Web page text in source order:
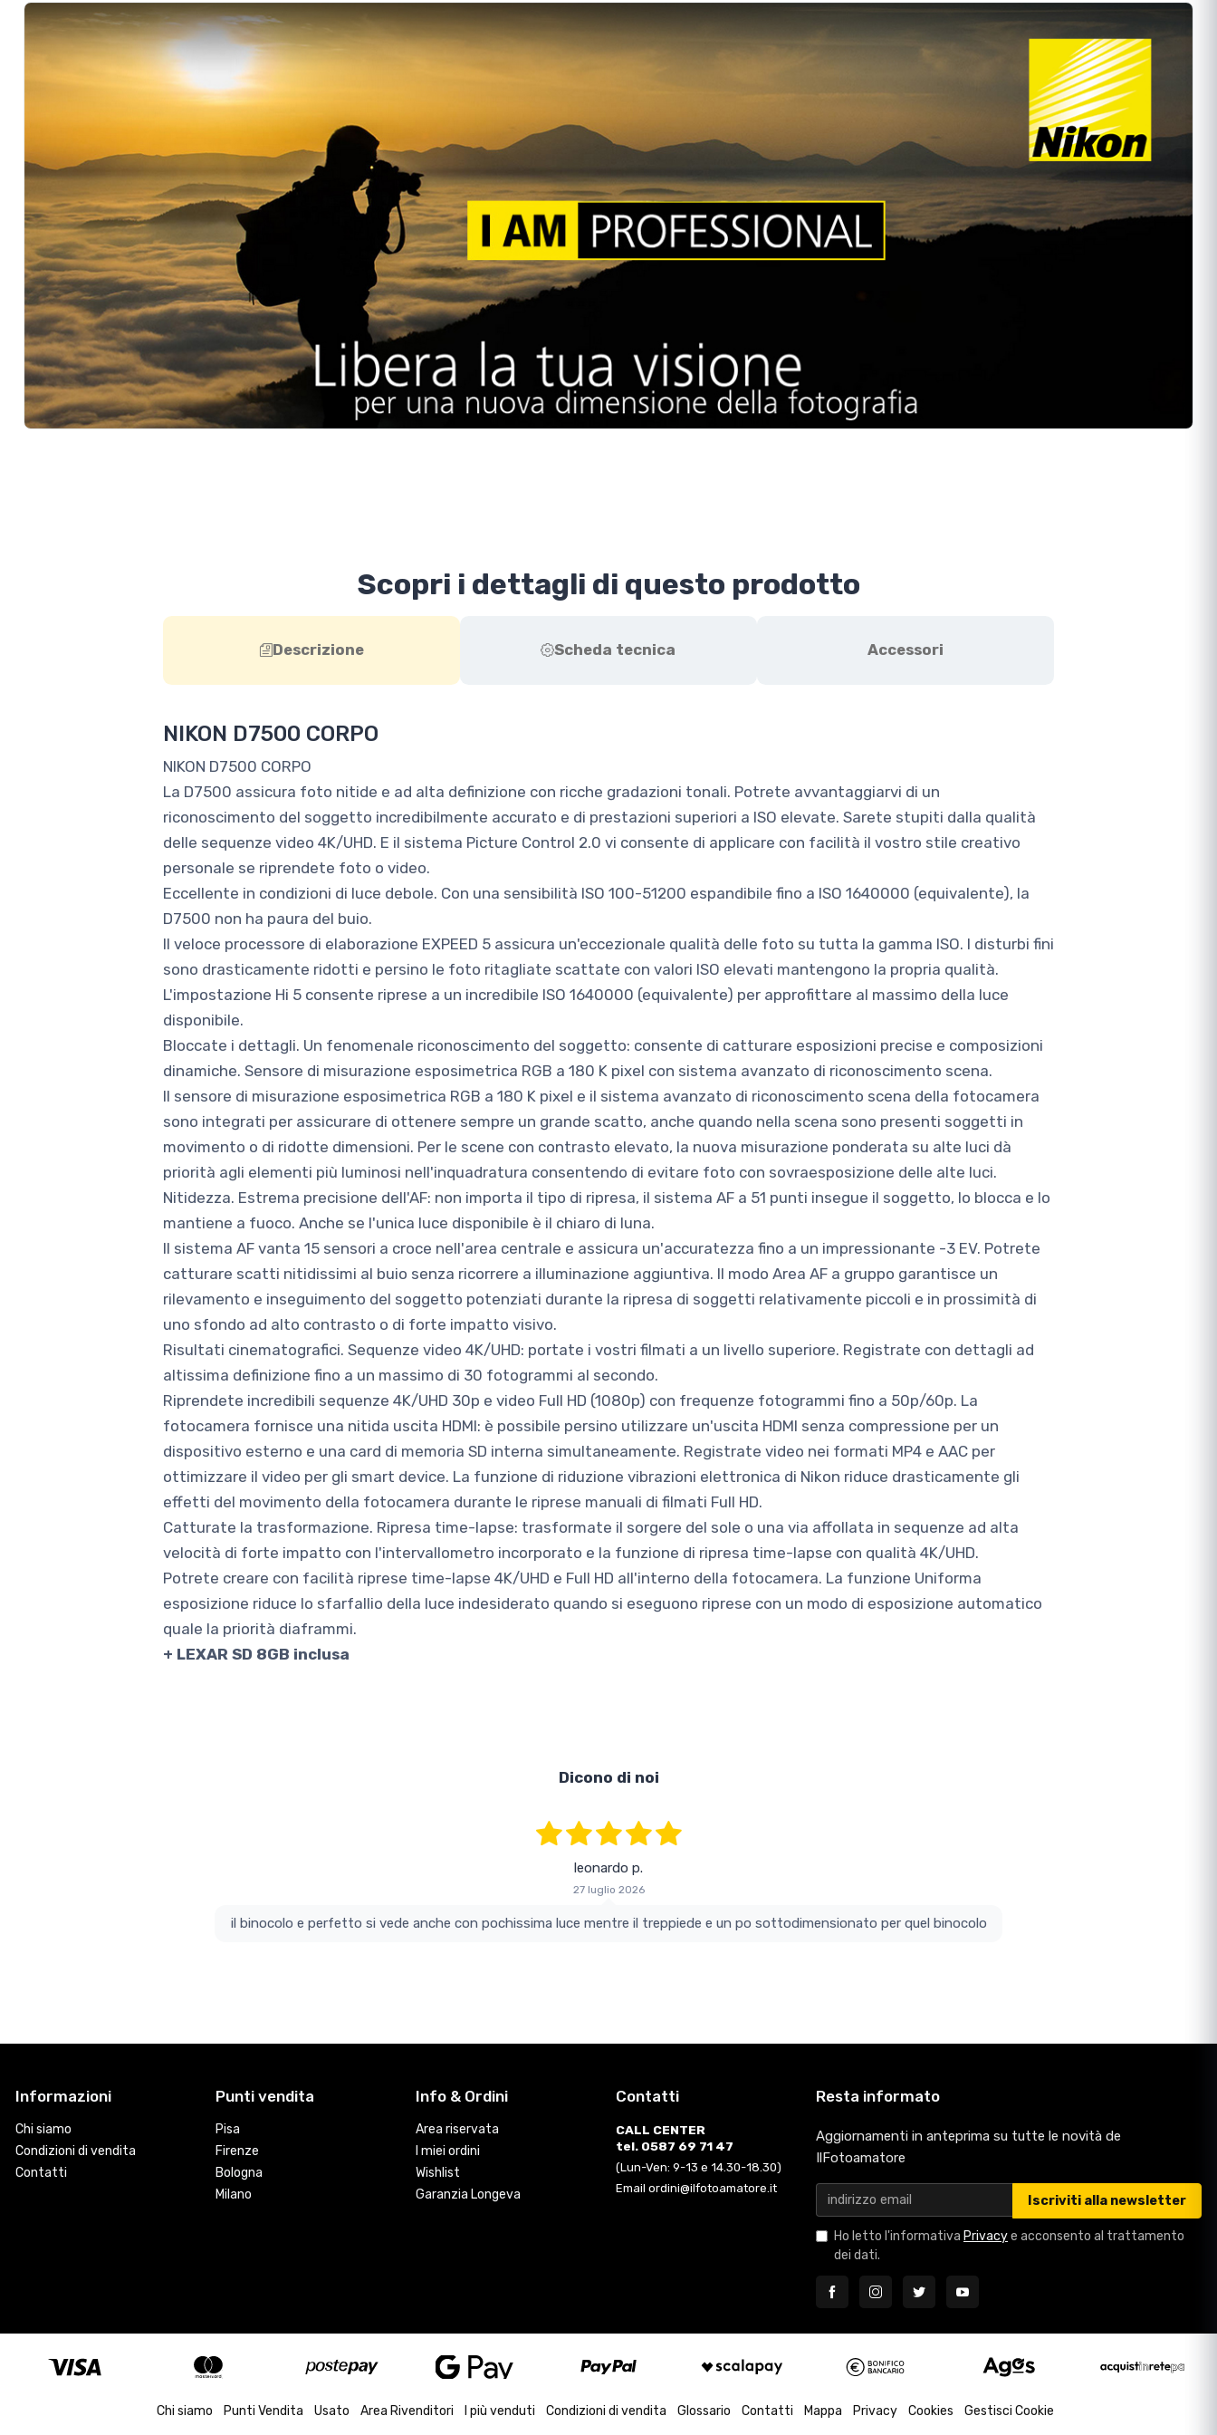
Scopri i dettagli di questo prodotto
Descrizione Scheda tecnica Accessori
NIKON D7500 CORPO
NIKON D7500 CORPO
La D7500 assicura foto nitide e ad alta definizione con ricche gradazioni tonali. Potrete avvantaggiarvi di un
riconoscimento del soggetto incredibilmente accurato e di prestazioni superiori a ISO elevate. Sarete stupiti dalla qualità
delle sequenze video 4K/UHD. E il sistema Picture Control 2.0 vi consente di applicare con facilità il vostro stile creativo
personale se riprendete foto o video.
Eccellente in condizioni di luce debole. Con una sensibilità ISO 100-51200 espandibile fino a ISO 1640000 (equivalente), la
D7500 non ha paura del buio.
Il veloce processore di elaborazione EXPEED 5 assicura un'eccezionale qualità delle foto su tutta la gamma ISO. I disturbi fini
sono drasticamente ridotti e persino le foto ritagliate scattate con valori ISO elevati mantengono la propria qualità.
L'impostazione Hi 5 consente riprese a un incredibile ISO 1640000 (equivalente) per approfittare al massimo della luce
disponibile.
Bloccate i dettagli. Un fenomenale riconoscimento del soggetto: consente di catturare esposizioni precise e composizioni
dinamiche. Sensore di misurazione esposimetrica RGB a 180 K pixel con sistema avanzato di riconoscimento scena.
Il sensore di misurazione esposimetrica RGB a 180 K pixel e il sistema avanzato di riconoscimento scena della fotocamera
sono integrati per assicurare di ottenere sempre un grande scatto, anche quando nella scena sono presenti soggetti in
movimento o di ridotte dimensioni. Per le scene con contrasto elevato, la nuova misurazione ponderata su alte luci dà
priorità agli elementi più luminosi nell'inquadratura consentendo di evitare foto con sovraesposizione delle alte luci.
Nitidezza. Estrema precisione dell'AF: non importa il tipo di ripresa, il sistema AF a 51 punti insegue il soggetto, lo blocca e lo
mantiene a fuoco. Anche se l'unica luce disponibile è il chiaro di luna.
Il sistema AF vanta 15 sensori a croce nell'area centrale e assicura un'accuratezza fino a un impressionante -3 EV. Potrete
catturare scatti nitidissimi al buio senza ricorrere a illuminazione aggiuntiva. Il modo Area AF a gruppo garantisce un
rilevamento e inseguimento del soggetto potenziati durante la ripresa di soggetti relativamente piccoli e in prossimità di
uno sfondo ad alto contrasto o di forte impatto visivo.
Risultati cinematografici. Sequenze video 4K/UHD: portate i vostri filmati a un livello superiore. Registrate con dettagli ad
altissima definizione fino a un massimo di 30 fotogrammi al secondo.
Riprendete incredibili sequenze 4K/UHD 30p e video Full HD (1080p) con frequenze fotogrammi fino a 50p/60p. La
fotocamera fornisce una nitida uscita HDMI: è possibile persino utilizzare un'uscita HDMI senza compressione per un
dispositivo esterno e una card di memoria SD interna simultaneamente. Registrate video nei formati MP4 e AAC per
ottimizzare il video per gli smart device. La funzione di riduzione vibrazioni elettronica di Nikon riduce drasticamente gli
effetti del movimento della fotocamera durante le riprese manuali di filmati Full HD.
Catturate la trasformazione. Ripresa time-lapse: trasformate il sorgere del sole o una via affollata in sequenze ad alta
velocità di forte impatto con l'intervallometro incorporato e la funzione di ripresa time-lapse con qualità 4K/UHD.
Potrete creare con facilità riprese time-lapse 4K/UHD e Full HD all'interno della fotocamera. La funzione Uniforma
esposizione riduce lo sfarfallio della luce indesiderato quando si eseguono riprese con un modo di esposizione automatico
quale la priorità diaframmi.
+ LEXAR SD 8GB inclusa
Dicono di noi
leonardo p.
27 luglio 2026
il binocolo e perfetto si vede anche con pochissima luce mentre il treppiede e un po sottodimensionato per quel binocolo
Informazioni
Chi siamo
Condizioni di vendita
Contatti
Punti vendita
Pisa
Firenze
Bologna
Milano
Info & Ordini
Area riservata
I miei ordini
Wishlist
Garanzia Longeva
Contatti
CALL CENTER
tel. 0587 69 71 47
(Lun-Ven: 9-13 e 14.30-18.30)
Email ordini@ilfotoamatore.it
Resta informato
Aggiornamenti in anteprima su tutte le novità de
IlFotoamatore
Iscriviti alla newsletter
Ho letto l'informativa Privacye acconsento al trattamento
dei dati.
Chi siamo Punti Vendita Usato Area Rivenditori I più venduti Condizioni di vendita Glossario Contatti Mappa Privacy Cookies Gestisci Cookie